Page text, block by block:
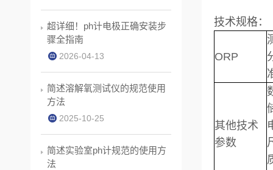
技术规格：
ORP
其他技术
参数
超详细！ph计电极正确安装步
骤全指南
2026-04-13
简述溶解氧测试仪的规范使用
方法
2025-10-25
简述实验室ph计规范的使用方
法